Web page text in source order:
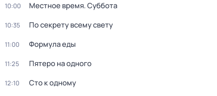
10:00 Местное время. Суббота
10:35 По секрету всему свету
11:00 Формула еды
11:25 Пятеро на одного
12:10 Сто к одному